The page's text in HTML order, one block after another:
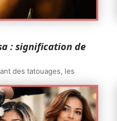
: signification de
des tatouages, les